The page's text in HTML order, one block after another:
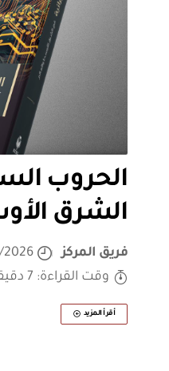
الحروب
الشرق
فريق المركز
2026
وقت القراءة: 7 دقيقة
أقرأ المزيد